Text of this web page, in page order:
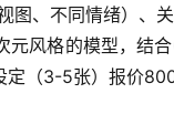
图、不同情绪）、
元风格的模型，结
定（3-5张）报价